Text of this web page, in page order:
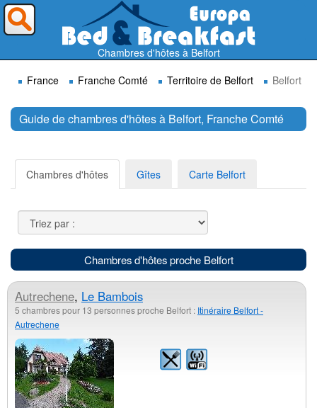
Chambres d'hôtes à Belfort
France
Franche Comté Territoire de Belfort Belfort
Guide de chambres d'hôtes à Belfort, Franche Comté
Chambres d'hôtes Gîtes Carte Belfort
Chambres d'hôtes proche Belfort
Autrechene, Le Bambois
5 chambres pour 13 personnes proche Belfort : Itinéraire Belfort -
Autrechene
Où voulez-vous partir ?
Rechercher